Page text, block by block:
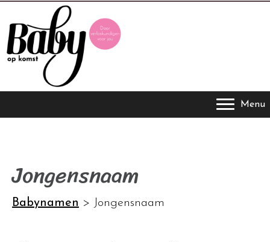
Menu
Jongensnaam
Babynamen > Jongensnaam